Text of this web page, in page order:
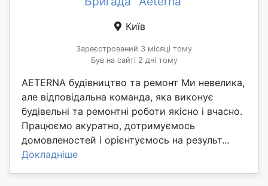
Київ
Зареєстрований 3 місяці тому
Був на сайті 2 дні тому
AETERNA будівництво та ремонт Ми невелика,
але відповідальна команда, яка виконує
будівельні та ремонтні роботи якісно і вчасно.
Працюємо акуратно, дотримуємось
домовленостей і орієнтуємось на результ...
Докладніше